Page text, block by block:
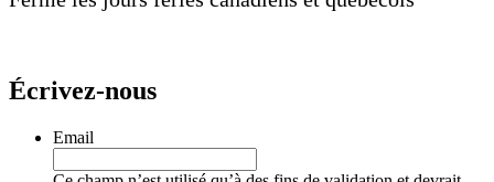
Écrivez-nous
Email